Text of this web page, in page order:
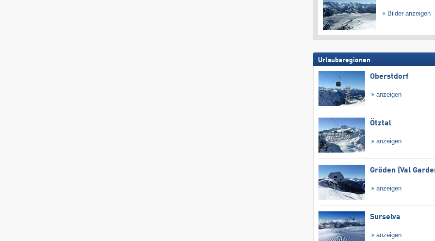
Bilder anzeigen
Urlaubsregionen
Oberstdorf
anzeigen
Ötztal
anzeigen
Gröden (Val
anzeigen
Surselva
anzeigen